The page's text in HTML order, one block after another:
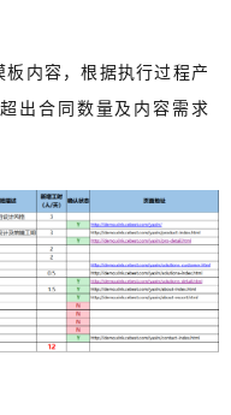
内容，根据执行过程产
出合同数量及内容需求